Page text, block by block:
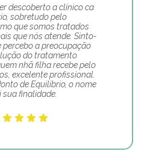
descoberto a clínico ca
sobretudo pelo
que somos tratados
que nós atende. Sinto-
percebo a preocupação
do tratamento
nhã filha recebe pelo
excelente profissional.
de Equilíbrio, o nome
sua finalidade.